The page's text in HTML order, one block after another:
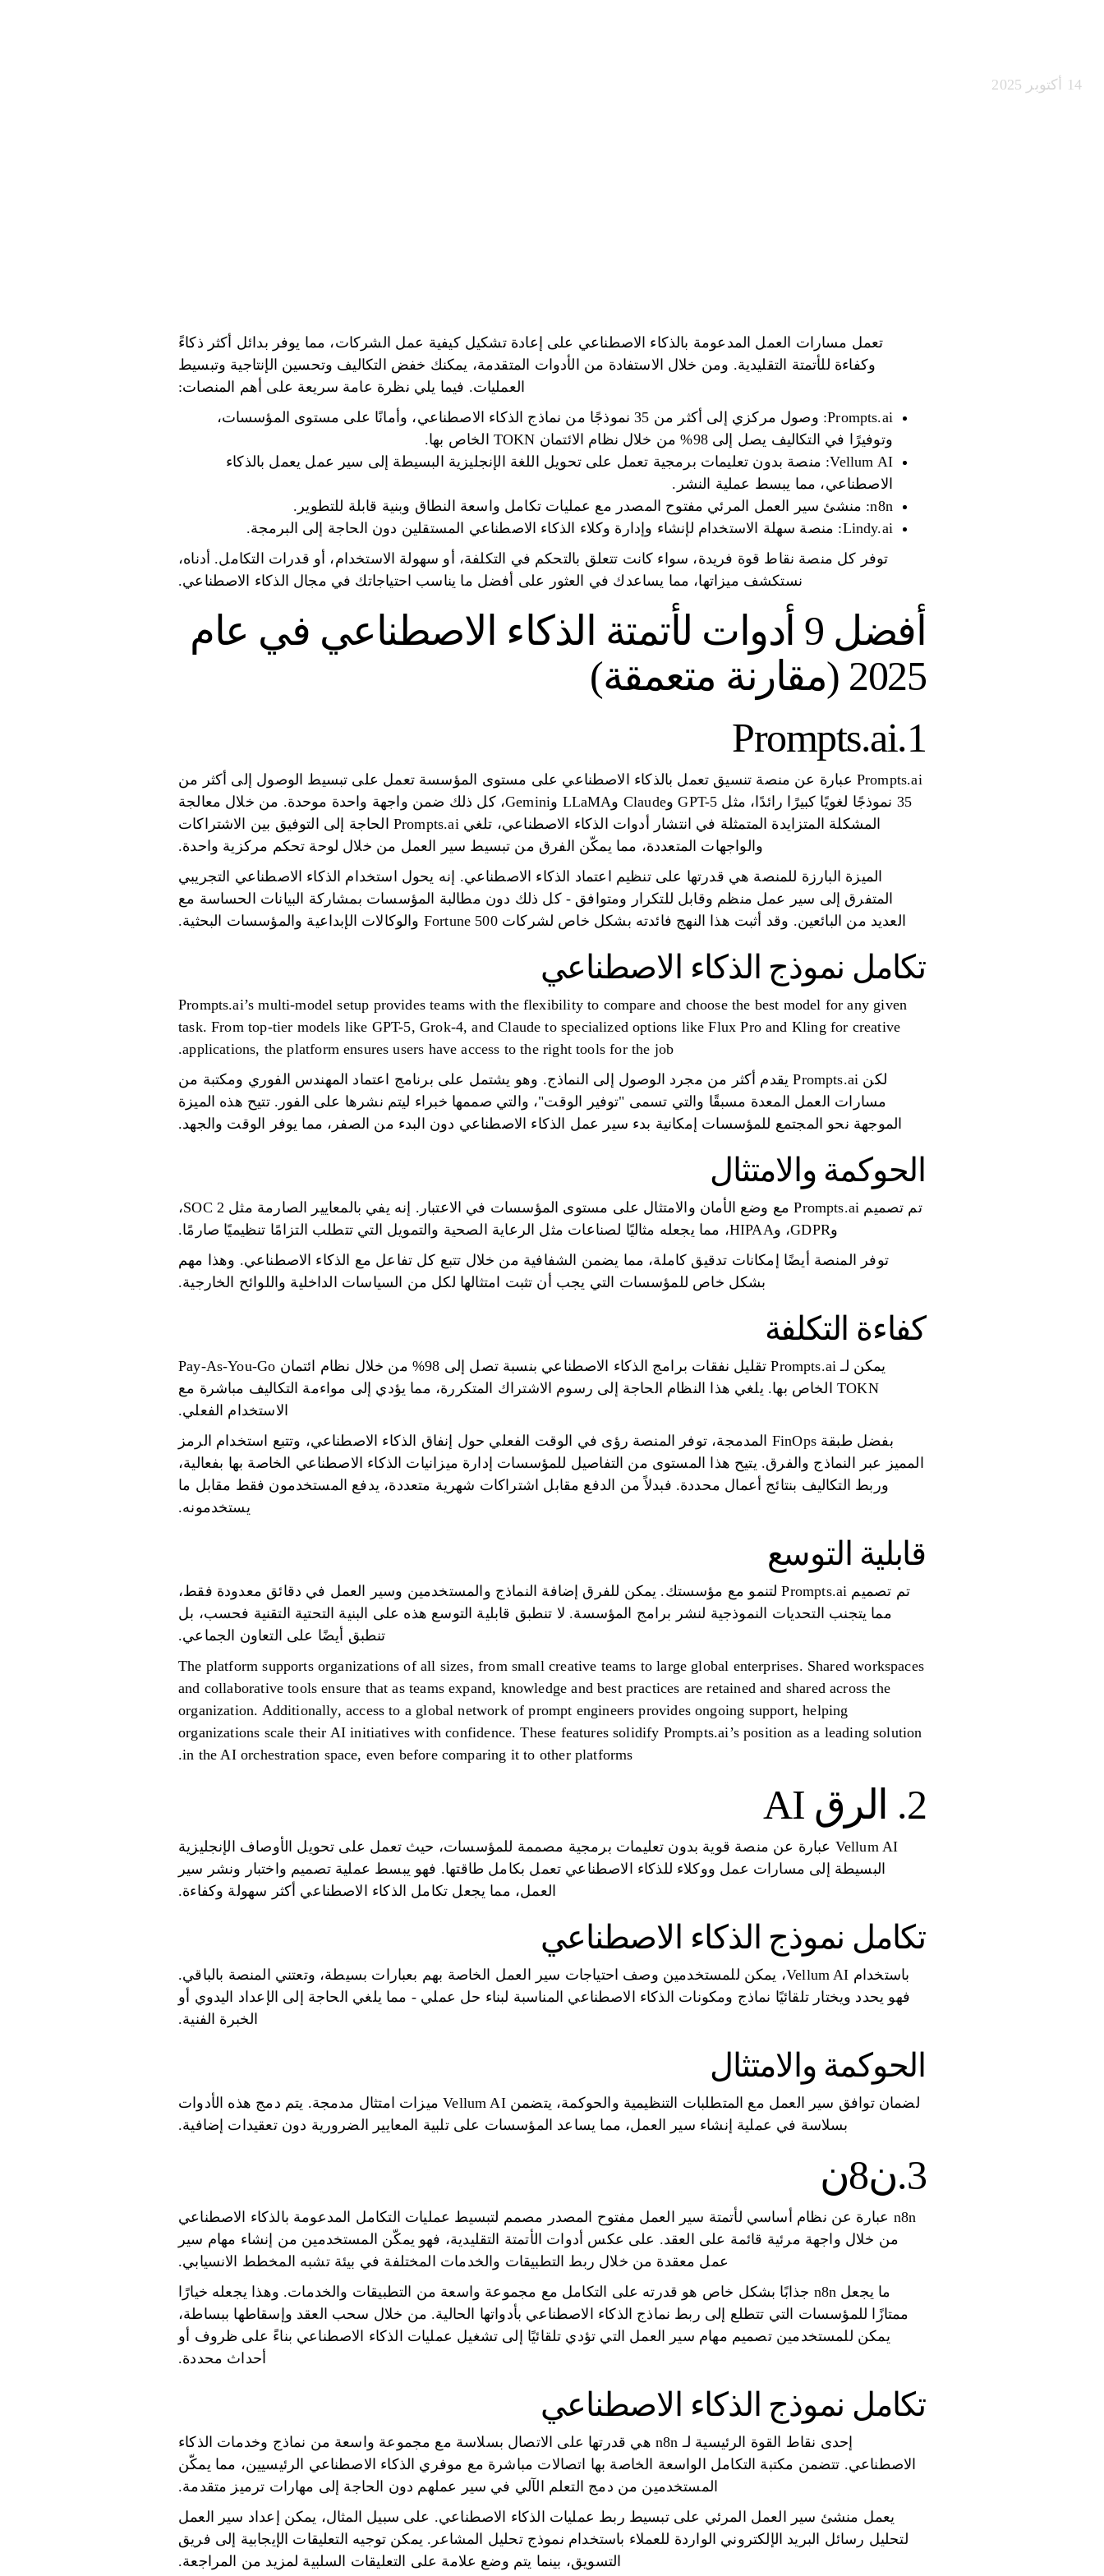
14 أكتوبر 2025
تعمل مسارات العمل المدعومة بالذكاء الاصطناعي على إعادة تشكيل كيفية عمل الشركات، مما يوفر بدائل أكثر ذكاءً
وكفاءة للأتمتة التقليدية. ومن خلال الاستفادة من الأدوات المتقدمة، يمكنك خفض التكاليف وتحسين الإنتاجية وتبسيط
العمليات. فيما يلي نظرة عامة سريعة على أهم المنصات:
Prompts.ai: وصول مركزي إلى أكثر من 35 نموذجًا من نماذج الذكاء الاصطناعي، وأمانًا على مستوى المؤسسات،
وتوفيرًا في التكاليف يصل إلى 98% من خلال نظام الائتمان TOKN الخاص بها.
Vellum AI: منصة بدون تعليمات برمجية تعمل على تحويل اللغة الإنجليزية البسيطة إلى سير عمل يعمل بالذكاء
الاصطناعي، مما يبسط عملية النشر.
n8n: منشئ سير العمل المرئي مفتوح المصدر مع عمليات تكامل واسعة النطاق وبنية قابلة للتطوير.
Lindy.ai: منصة سهلة الاستخدام لإنشاء وإدارة وكلاء الذكاء الاصطناعي المستقلين دون الحاجة إلى البرمجة.
توفر كل منصة نقاط قوة فريدة، سواء كانت تتعلق بالتحكم في التكلفة، أو سهولة الاستخدام، أو قدرات التكامل. أدناه،
نستكشف ميزاتها، مما يساعدك في العثور على أفضل ما يناسب احتياجاتك في مجال الذكاء الاصطناعي.
أفضل 9 أدوات لأتمتة الذكاء الاصطناعي في عام
2025 (مقارنة متعمقة)
1.Prompts.ai
Prompts.ai عبارة عن منصة تنسيق تعمل بالذكاء الاصطناعي على مستوى المؤسسة تعمل على تبسيط الوصول إلى أكثر من
35 نموذجًا لغويًا كبيرًا رائدًا، مثل GPT-5 وClaude وLLaMA وGemini، كل ذلك ضمن واجهة واحدة موحدة. من خلال معالجة
المشكلة المتزايدة المتمثلة في انتشار أدوات الذكاء الاصطناعي، تلغي Prompts.ai الحاجة إلى التوفيق بين الاشتراكات
والواجهات المتعددة، مما يمكّن الفرق من تبسيط سير العمل من خلال لوحة تحكم مركزية واحدة.
الميزة البارزة للمنصة هي قدرتها على تنظيم اعتماد الذكاء الاصطناعي. إنه يحول استخدام الذكاء الاصطناعي التجريبي
المتفرق إلى سير عمل منظم وقابل للتكرار ومتوافق - كل ذلك دون مطالبة المؤسسات بمشاركة البيانات الحساسة مع
العديد من البائعين. وقد أثبت هذا النهج فائدته بشكل خاص لشركات Fortune 500 والوكالات الإبداعية والمؤسسات البحثية.
تكامل نموذج الذكاء الاصطناعي
Prompts.ai’s multi-model setup provides teams with the flexibility to compare and choose the best model for any given
task. From top-tier models like GPT-5, Grok-4, and Claude to specialized options like Flux Pro and Kling for creative
applications, the platform ensures users have access to the right tools for the job.
لكن Prompts.ai يقدم أكثر من مجرد الوصول إلى النماذج. وهو يشتمل على برنامج اعتماد المهندس الفوري ومكتبة من
مسارات العمل المعدة مسبقًا والتي تسمى "توفير الوقت"، والتي صممها خبراء ليتم نشرها على الفور. تتيح هذه الميزة
الموجهة نحو المجتمع للمؤسسات إمكانية بدء سير عمل الذكاء الاصطناعي دون البدء من الصفر، مما يوفر الوقت والجهد.
الحوكمة والامتثال
تم تصميم Prompts.ai مع وضع الأمان والامتثال على مستوى المؤسسات في الاعتبار. إنه يفي بالمعايير الصارمة مثل SOC 2،
وGDPR، وHIPAA، مما يجعله مثاليًا لصناعات مثل الرعاية الصحية والتمويل التي تتطلب التزامًا تنظيميًا صارمًا.
توفر المنصة أيضًا إمكانات تدقيق كاملة، مما يضمن الشفافية من خلال تتبع كل تفاعل مع الذكاء الاصطناعي. وهذا مهم
بشكل خاص للمؤسسات التي يجب أن تثبت امتثالها لكل من السياسات الداخلية واللوائح الخارجية.
كفاءة التكلفة
يمكن لـ Prompts.ai تقليل نفقات برامج الذكاء الاصطناعي بنسبة تصل إلى 98% من خلال نظام ائتمان Pay-As-You-Go
TOKN الخاص بها. يلغي هذا النظام الحاجة إلى رسوم الاشتراك المتكررة، مما يؤدي إلى مواءمة التكاليف مباشرة مع
الاستخدام الفعلي.
بفضل طبقة FinOps المدمجة، توفر المنصة رؤى في الوقت الفعلي حول إنفاق الذكاء الاصطناعي، وتتبع استخدام الرمز
المميز عبر النماذج والفرق. يتيح هذا المستوى من التفاصيل للمؤسسات إدارة ميزانيات الذكاء الاصطناعي الخاصة بها بفعالية،
وربط التكاليف بنتائج أعمال محددة. فبدلاً من الدفع مقابل اشتراكات شهرية متعددة، يدفع المستخدمون فقط مقابل ما
يستخدمونه.
قابلية التوسع
تم تصميم Prompts.ai لتنمو مع مؤسستك. يمكن للفرق إضافة النماذج والمستخدمين وسير العمل في دقائق معدودة فقط،
مما يتجنب التحديات النموذجية لنشر برامج المؤسسة. لا تنطبق قابلية التوسع هذه على البنية التحتية التقنية فحسب، بل
تنطبق أيضًا على التعاون الجماعي.
The platform supports organizations of all sizes, from small creative teams to large global enterprises. Shared workspaces
and collaborative tools ensure that as teams expand, knowledge and best practices are retained and shared across the
organization. Additionally, access to a global network of prompt engineers provides ongoing support, helping
organizations scale their AI initiatives with confidence. These features solidify Prompts.ai’s position as a leading solution
in the AI orchestration space, even before comparing it to other platforms.
2. الرق AI
Vellum AI عبارة عن منصة قوية بدون تعليمات برمجية مصممة للمؤسسات، حيث تعمل على تحويل الأوصاف الإنجليزية
البسيطة إلى مسارات عمل ووكلاء للذكاء الاصطناعي تعمل بكامل طاقتها. فهو يبسط عملية تصميم واختبار ونشر سير
العمل، مما يجعل تكامل الذكاء الاصطناعي أكثر سهولة وكفاءة.
تكامل نموذج الذكاء الاصطناعي
باستخدام Vellum AI، يمكن للمستخدمين وصف احتياجات سير العمل الخاصة بهم بعبارات بسيطة، وتعتني المنصة بالباقي.
فهو يحدد ويختار تلقائيًا نماذج ومكونات الذكاء الاصطناعي المناسبة لبناء حل عملي - مما يلغي الحاجة إلى الإعداد اليدوي أو
الخبرة الفنية.
الحوكمة والامتثال
لضمان توافق سير العمل مع المتطلبات التنظيمية والحوكمة، يتضمن Vellum AI ميزات امتثال مدمجة. يتم دمج هذه الأدوات
بسلاسة في عملية إنشاء سير العمل، مما يساعد المؤسسات على تلبية المعايير الضرورية دون تعقيدات إضافية.
3.ن8ن
n8n عبارة عن نظام أساسي لأتمتة سير العمل مفتوح المصدر مصمم لتبسيط عمليات التكامل المدعومة بالذكاء الاصطناعي
من خلال واجهة مرئية قائمة على العقد. على عكس أدوات الأتمتة التقليدية، فهو يمكّن المستخدمين من إنشاء مهام سير
عمل معقدة من خلال ربط التطبيقات والخدمات المختلفة في بيئة تشبه المخطط الانسيابي.
ما يجعل n8n جذابًا بشكل خاص هو قدرته على التكامل مع مجموعة واسعة من التطبيقات والخدمات. وهذا يجعله خيارًا
ممتازًا للمؤسسات التي تتطلع إلى ربط نماذج الذكاء الاصطناعي بأدواتها الحالية. من خلال سحب العقد وإسقاطها ببساطة،
يمكن للمستخدمين تصميم مهام سير العمل التي تؤدي تلقائيًا إلى تشغيل عمليات الذكاء الاصطناعي بناءً على ظروف أو
أحداث محددة.
تكامل نموذج الذكاء الاصطناعي
إحدى نقاط القوة الرئيسية لـ n8n هي قدرتها على الاتصال بسلاسة مع مجموعة واسعة من نماذج وخدمات الذكاء
الاصطناعي. تتضمن مكتبة التكامل الواسعة الخاصة بها اتصالات مباشرة مع موفري الذكاء الاصطناعي الرئيسيين، مما يمكّن
المستخدمين من دمج التعلم الآلي في سير عملهم دون الحاجة إلى مهارات ترميز متقدمة.
يعمل منشئ سير العمل المرئي على تبسيط ربط عمليات الذكاء الاصطناعي. على سبيل المثال، يمكن إعداد سير العمل
لتحليل رسائل البريد الإلكتروني الواردة للعملاء باستخدام نموذج تحليل المشاعر. يمكن توجيه التعليقات الإيجابية إلى فريق
التسويق، بينما يتم وضع علامة على التعليقات السلبية لمزيد من المراجعة.